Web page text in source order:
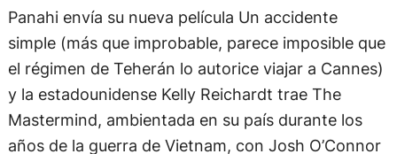
simple (más que improbable, parece imposible que
el régimen de Teherán lo autorice viajar a Cannes)
y la estadounidense Kelly Reichardt trae The
Mastermind, ambientada en su país durante los
años de la guerra de Vietnam, con Josh O’Connor
–el recordado protagonista de La quimera- como